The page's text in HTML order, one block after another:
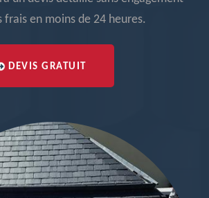
frais en moins de 24 heures.
DEVIS GRATUIT